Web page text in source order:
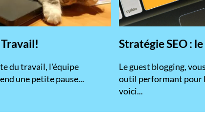
du travail, l'équipe
une petite pause...
Stratégie SEO :
​Le guest blogging,
outil performant pour
voici...